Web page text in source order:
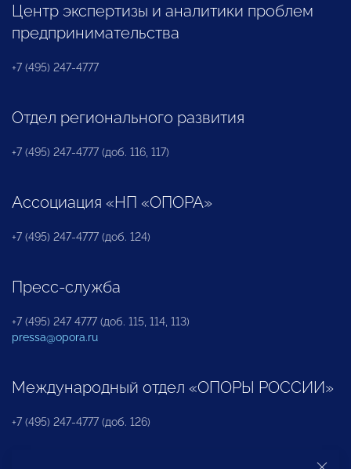
Центр экспертизы и аналитики проблем
предпринимательства
+7 (495) 247-4777
Отдел регионального развития
+7 (495) 247-4777 (доб. 116, 117)
Ассоциация «НП «ОПОРА»
+7 (495) 247-4777 (доб. 124)
Пресс-служба
+7 (495) 247 4777 (доб. 115, 114, 113)
pressa@opora.ru
Международный отдел «ОПОРЫ РОССИИ»
+7 (495) 247-4777 (доб. 126)